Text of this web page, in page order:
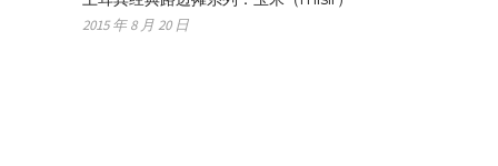
2015 年 8 月 20 日